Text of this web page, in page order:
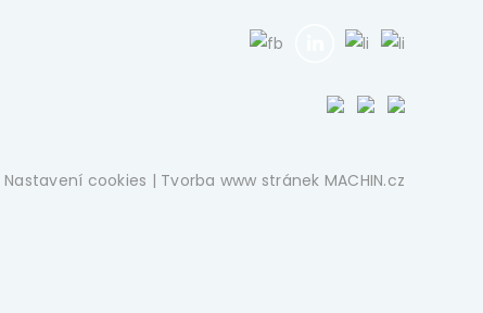
Nastavení cookies | Tvorba www stránek MACHIN.cz